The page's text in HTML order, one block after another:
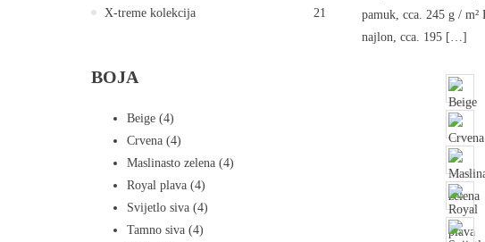
pamuk, cca. 245 g / m²
najlon, cca. 195 […]
X-treme kolekcija
21
BOJA
Beige (4)
Crvena (4)
Maslinasto zelena (4)
Royal plava (4)
Svijetlo siva (4)
Tamno siva (4)